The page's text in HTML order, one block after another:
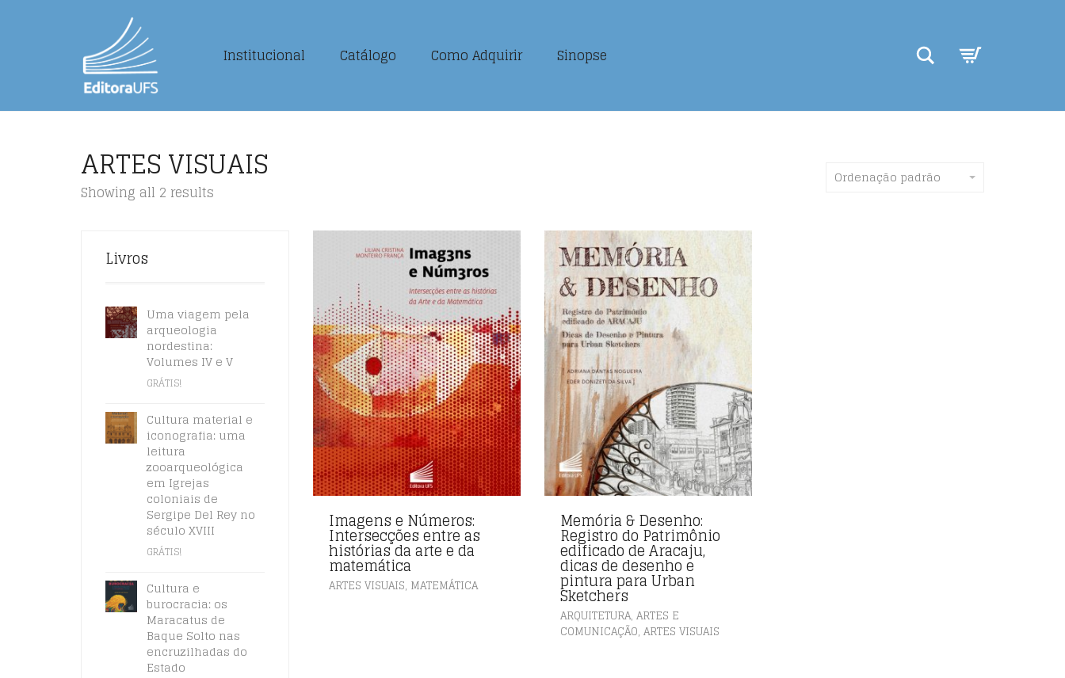
Institucional Catálogo Como Adquirir Sinopse Search
ARTES VISUAIS
Showing all 2 results
Ordenação padrão
Imagens e Números:
Intersecções entre as
histórias da arte e da
matemática
ARTES VISUAIS, MATEMÁTICA
Memória & Desenho:
Registro do Patrimônio
edificado de Aracaju,
dicas de desenho e
pintura para Urban
Sketchers
ARQUITETURA, ARTES E
COMUNICAÇÃO, ARTES VISUAIS
Livros
Uma viagem pela
arqueologia
nordestina:
Volumes IV e V
GRÁTIS!
Cultura material e
iconografia: uma
leitura
zooarqueológica
em Igrejas
coloniais de
Sergipe Del Rey no
século XVIII
GRÁTIS!
Cultura e
burocracia: os
Maracatus de
Baque Solto nas
encruzilhadas do
Estado